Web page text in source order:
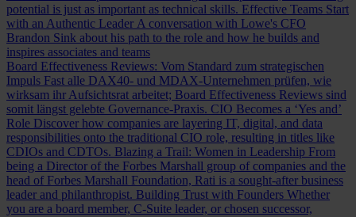
potential is just as important as technical skills. Effective Teams Start
with an Authentic Leader A conversation with Lowe's CFO
Brandon Sink about his path to the role and how he builds and
inspires associates and teams
Board Effectiveness Reviews: Vom Standard zum strategischen
Impuls Fast alle DAX40- und MDAX-Unternehmen prüfen, wie
wirksam ihr Aufsichtsrat arbeitet; Board Effectiveness Reviews sind
somit längst gelebte Governance-Praxis. CIO Becomes a ‘Yes and’
Role Discover how companies are layering IT, digital, and data
responsibilities onto the traditional CIO role, resulting in titles like
CDIOs and CDTOs. Blazing a Trail: Women in Leadership From
being a Director of the Forbes Marshall group of companies and the
head of Forbes Marshall Foundation, Rati is a sought-after business
leader and philanthropist. Building Trust with Founders Whether
you are a board member, C-Suite leader, or chosen successor,